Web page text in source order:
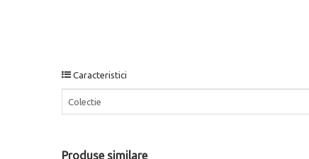
Caracteristici
Colectie
Produse similare